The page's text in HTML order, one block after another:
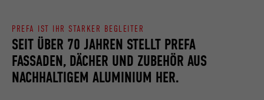
SEIT ÜBER 70 JAHREN STELLT PREFA
FASSADEN, DÄCHER UND ZUBEHÖR AUS
NACHHALTIGEM ALUMINIUM HER.
PREFA IST IHR STARKER BEGLEITER